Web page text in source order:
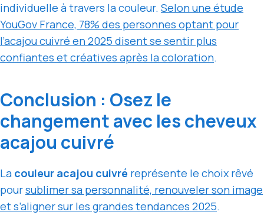
individuelle à travers la couleur. Selon une étude
YouGov France, 78% des personnes optant pour
l’acajou cuivré en 2025 disent se sentir plus
confiantes et créatives après la coloration.
Conclusion : Osez le
changement avec les cheveux
acajou cuivré
La couleur acajou cuivré représente le choix rêvé
poursublimer sa personnalité, renouveler son image
et s’aligner sur les grandes tendances 2025.